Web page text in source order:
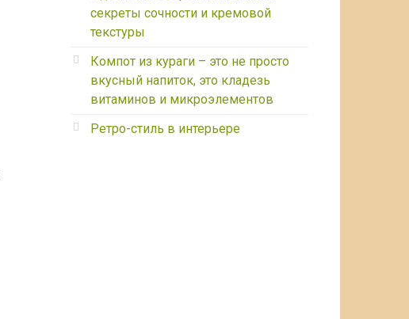
секреты сочности и кремовой
текстуры
Компот из кураги – это не просто
вкусный напиток, это кладезь
витаминов и микроэлементов
Ретро-стиль в интерьере